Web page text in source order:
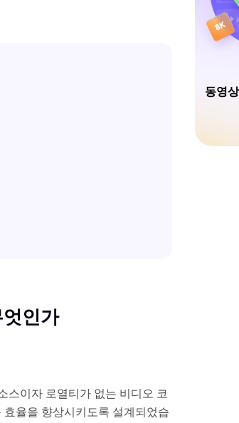
인가
이자 로열티가 없는 비디오 코
율을 향상시키도록 설계되었습
동영